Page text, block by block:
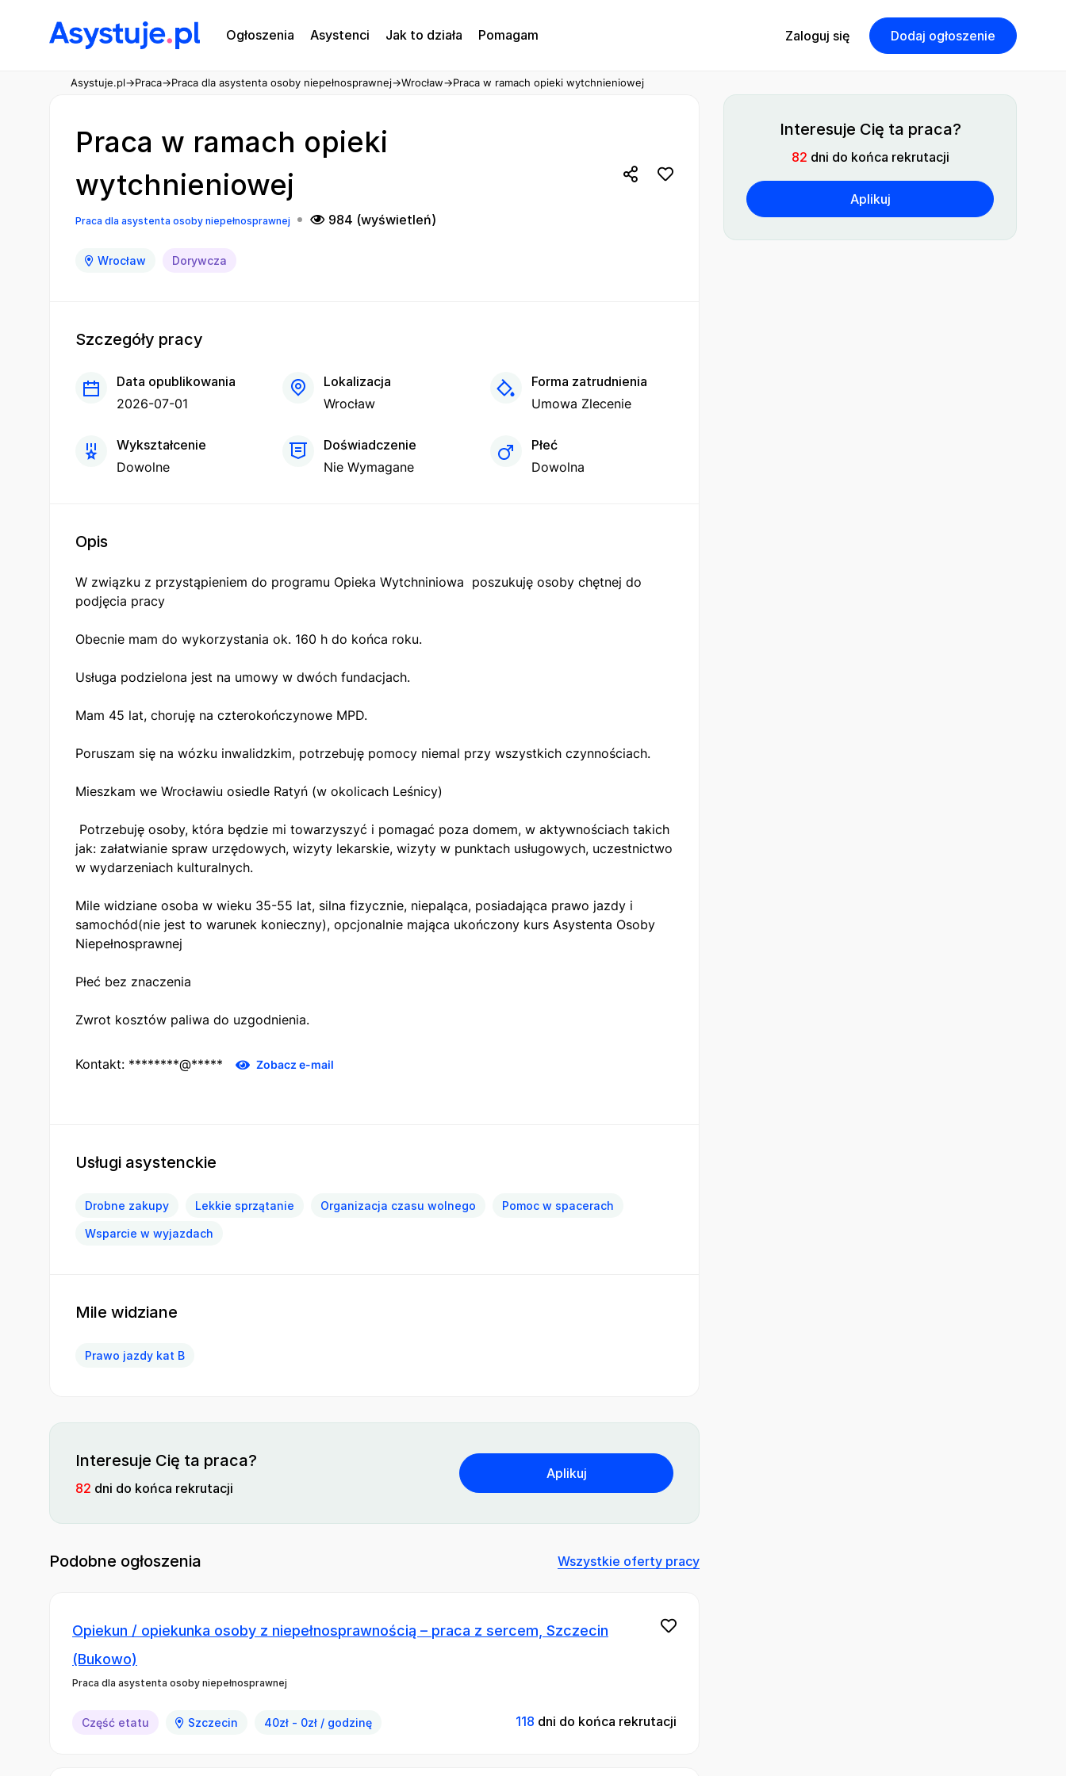
Ogłoszenia Asystenci Jak to działa Pomagam Zaloguj się Dodaj ogłoszenie
Asystuje.pl→Praca→Praca dla asystenta osoby niepełnosprawnej→Wrocław→Praca w ramach opieki wytchnieniowej
Praca w ramach opieki
wytchnieniowej
Praca dla asystenta osoby niepełnosprawnej 984 (wyświetleń)
Wrocław Dorywcza
Szczegóły pracy
Data opublikowania
2026-07-01
Lokalizacja
Wrocław
Forma zatrudnienia
Umowa Zlecenie
Wykształcenie
Dowolne
Doświadczenie
Nie Wymagane
Płeć
Dowolna
Opis
W związku z przystąpieniem do programu Opieka Wytchniniowa poszukuję osoby chętnej do
podjęcia pracy
Obecnie mam do wykorzystania ok. 160 h do końca roku.
Usługa podzielona jest na umowy w dwóch fundacjach.
Mam 45 lat, choruję na czterokończynowe MPD.
Poruszam się na wózku inwalidzkim, potrzebuję pomocy niemal przy wszystkich czynnościach.
Mieszkam we Wrocławiu osiedle Ratyń (w okolicach Leśnicy)
Potrzebuję osoby, która będzie mi towarzyszyć i pomagać poza domem, w aktywnościach takich
jak: załatwianie spraw urzędowych, wizyty lekarskie, wizyty w punktach usługowych, uczestnictwo
w wydarzeniach kulturalnych.
Mile widziane osoba w wieku 35-55 lat, silna fizycznie, niepaląca, posiadająca prawo jazdy i
samochód(nie jest to warunek konieczny), opcjonalnie mająca ukończony kurs Asystenta Osoby
Niepełnosprawnej
Płeć bez znaczenia
Zwrot kosztów paliwa do uzgodnienia.
Kontakt: ********@***** Zobacz e-mail
Usługi asystenckie
Drobne zakupy Lekkie sprzątanie Organizacja czasu wolnego Pomoc w spacerach
Wsparcie w wyjazdach
Mile widziane
Prawo jazdy kat B
Interesuje Cię ta praca?
82 dni do końca rekrutacji
Aplikuj
Podobne ogłoszenia Wszystkie oferty pracy
Opiekun / opiekunka osoby z niepełnosprawnością – praca z sercem, Szczecin
(Bukowo)
Praca dla asystenta osoby niepełnosprawnej
Część etatu Szczecin 40zł - 0zł / godzinę 118 dni do końca rekrutacji
Interesuje Cię ta praca?
82 dni do końca rekrutacji
Aplikuj